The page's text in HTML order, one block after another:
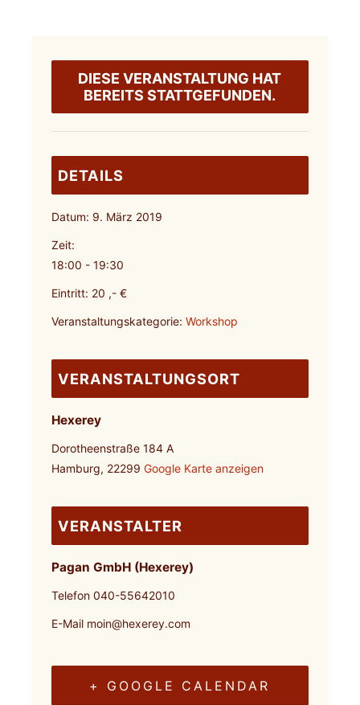
DIESE VERANSTALTUNG HAT
BEREITS STATTGEFUNDEN.
DETAILS
Datum: 9. März 2019
Zeit:
18:00 - 19:30
Eintritt: 20 ,- €
Veranstaltungskategorie: Workshop
VERANSTALTUNGSORT
Hexerey
Dorotheenstraße 184 A
Hamburg, 22299 Google Karte anzeigen
VERANSTALTER
Pagan GmbH (Hexerey)
Telefon040-55642010
E-Mail moin@hexerey.com
+ GOOGLE CALENDAR